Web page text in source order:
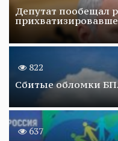
Депутат пообещал
822
Сбитые обломки
637